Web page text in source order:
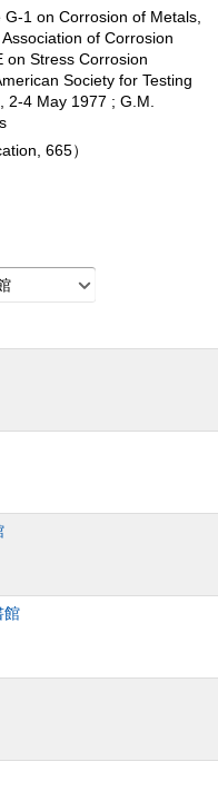
1 on Corrosion of Metals,
of Corrosion
on Stress Corrosion
Society for Testing
2-4 May 1977 ; G.M.
665）
館